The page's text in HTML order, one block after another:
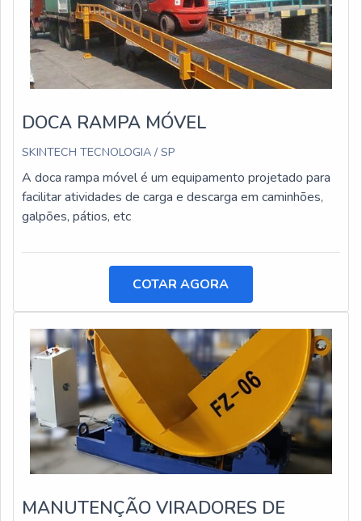
DOCA RAMPA MÓVEL
SKINTECH TECNOLOGIA / SP
A doca rampa móvel é um equipamento projetado para
facilitar atividades de carga e descarga em caminhões,
galpões, pátios, etc
COTAR AGORA
MANUTENÇÃO VIRADORES DE